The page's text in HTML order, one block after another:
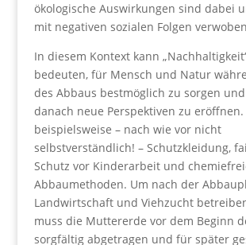
ökologische Auswirkungen sind dabei
mit negativen sozialen Folgen
In diesem Kontext kann
bedeuten, für Mensch und Natur
des Abbaus bestmöglich zu sorgen
danach neue Perspektiven zu
beispielsweise – nach wie vor nicht
selbstverständlich! – Schutzkleidung,
Schutz vor Kinderarbeit und
Abbaumethoden. Um nach der
Landwirtschaft und Viehzucht
muss die Muttererde vor dem Beginn
sorgfältig abgetragen und für später